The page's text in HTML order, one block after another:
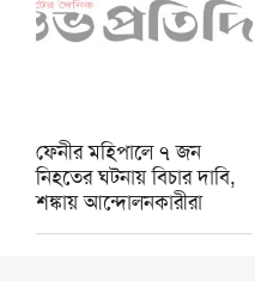
ফেনীর মহিপালে ৭ জন
নিহতের ঘটনায় বিচার দাবি,
শঙ্কায় আন্দোলনকারীরা